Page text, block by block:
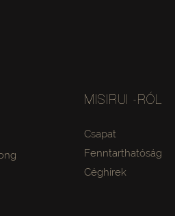
MISIRUI -RÓL
Csapat
Fenntarthatóság
Céghírek